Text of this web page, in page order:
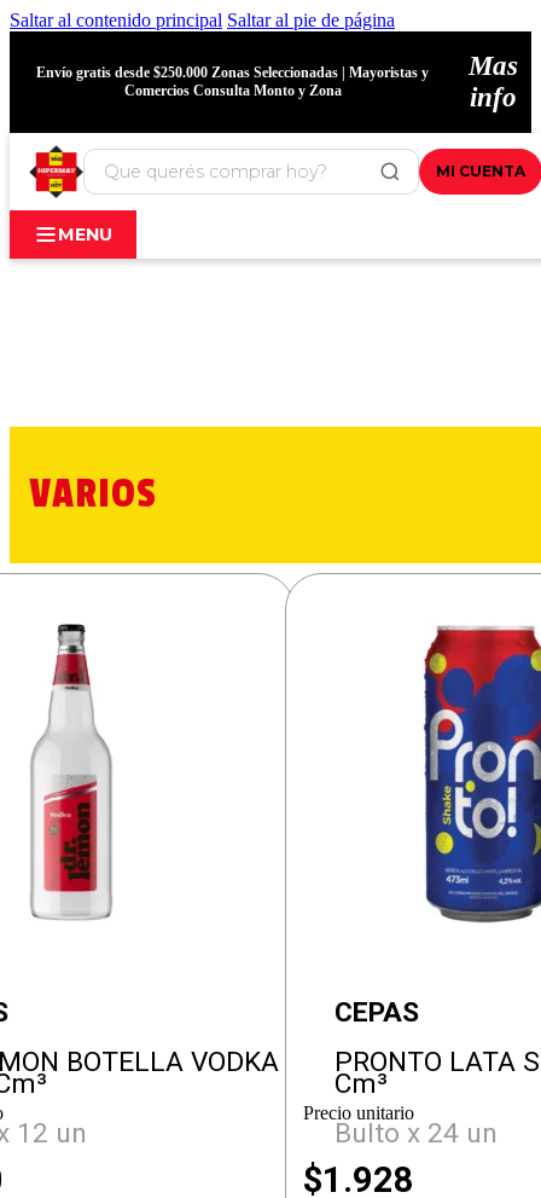
Saltar al contenido principal Saltar al pie de página
Envío gratis desde $250.000 Zonas Seleccionadas | Mayoristas y
Comercios Consulta Monto y Zona
Mas
info
MI CUENTA
MENU
VARIOS
BOTELLA VODKA
12 un
CEPAS
PRONTO LATA
Cm³
Bulto x 24 un
Precio unitario
$1.928